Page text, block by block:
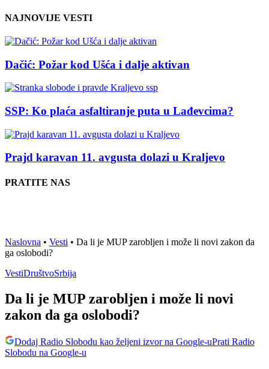
NAJNOVIJE VESTI
Dačić: Požar kod Ušća i dalje aktivan
SSP: Ko plaća asfaltiranje puta u Lađevcima?
Prajd karavan 11. avgusta dolazi u Kraljevo
PRATITE NAS
Naslovna • Vesti • Da li je MUP zarobljen i može li novi zakon da
ga oslobodi?
VestiDruštvoSrbija
Da li je MUP zarobljen i može li novi
zakon da ga oslobodi?
Dodaj Radio Slobodu kao željeni izvor na Google-uPrati Radio
Slobodu na Google-u